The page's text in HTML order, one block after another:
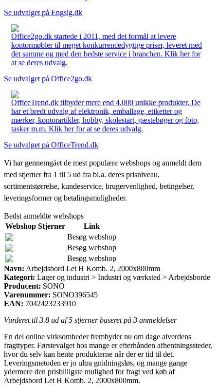
Se udvalget på Engsig.dk
Office2go.dk startede i 2011, med det formål at levere
kontormøbler til meget konkurrencedygtige priser, leveret med
det samme og med den bedste service i branchen. Klik her for
at se deres udvalg.
Se udvalget på Office2go.dk
OfficeTrend.dk tilbyder mere end 4.000 unikke produkter. De
har et bredt udvalg af elektronik, emballage, etiketter og
mærker, kontorartikler, hobby, skolestart, gæstebøger og foto,
tasker m.m. Klik her for at se deres udvalg.
Se udvalget på OfficeTrend.dk
Vi har gennemgået de mest populære webshops og anmeldt dem
med stjerner fra 1 til 5 ud fra bl.a. deres prisniveau,
sortimentstørrelse, kundeservice, brugervenlighed, betingelser,
leveringsformer og betalingsmuligheder.
Bedst anmeldte webshops
Webshop Stjerner
Link
Besøg webshop
Besøg webshop
Besøg webshop
Navn: Arbejdsbord Let H Komb. 2, 2000x800mm
Kategori: Lager og industri > Industri og værksted > Arbejdsborde
Producent: SONO
Varenummer: SONO396545
EAN: 7042423233910
Vurderet til 3.8 ud af 5 stjerner baseret på 3 anmeldelser
En del online virksomheder frembyder nu om dage alverdens
fragttyper. Førstevalget hos mange er efterhånden afhentningssteder,
hvor du selv kan hente produkterne når der er tid til det.
Leveringsmetoden er jo ultra gnidningsløs, og mange gange
ydermere den prisbilligste mulighed for fragt ved køb af
Arbejdsbord Let H Komb. 2, 2000x800mm.